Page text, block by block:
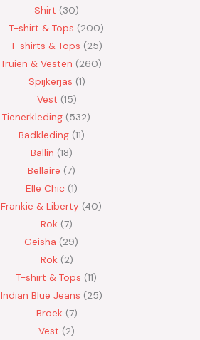
Shirt
30
T-shirt & Tops
200
T-shirts & Tops
25
Truien & Vesten
260
Spijkerjas 1
Vest 15
Tienerkleding 532
Badkleding 11
Ballin 18
Bellaire 7
Elle Chic 1
Frankie & Liberty 40
Rok 7
Geisha
29
Rok 2
T-shirt & Tops 11
Indian Blue Jeans 25
Broek 7
Vest
2